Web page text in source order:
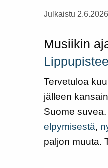
Julkaistu 2.6.2026
Musiikin
Tervetuloa
jälleen
Suome
elpymisestä,
paljon muuta.